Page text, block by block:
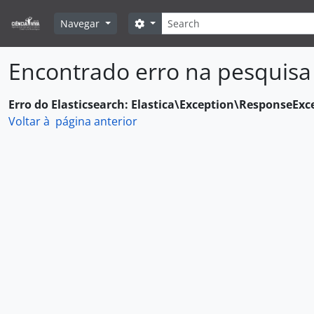
Navegar
Pesquisar
Search options
Encontrado erro na pesquisa
Erro do Elasticsearch:
Voltar à página anterior